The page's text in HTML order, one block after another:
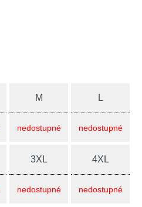
M
nedostupné
L
nedostupné
3XL
nedostupné
4XL
nedostupné